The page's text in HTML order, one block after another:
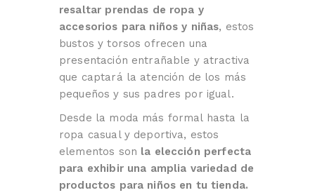
resaltar prendas de ropa y
accesorios para niños y niñas, estos
bustos y torsos ofrecen una
presentación entrañable y atractiva
que captará la atención de los más
pequeños y sus padres por igual.
Desde la moda más formal hasta la
ropa casual y deportiva, estos
elementos son la elección perfecta
para exhibir una amplia variedad de
productos para niños en tu tienda.